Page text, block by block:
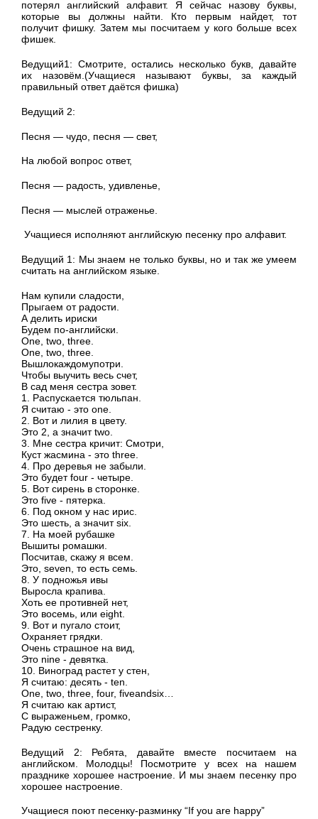
потерял английский алфавит. Я сейчас назову буквы,
которые вы должны найти. Кто первым найдет, тот
получит фишку. Затем мы посчитаем у кого больше всех
фишек.
Ведущий1: Смотрите, остались несколько букв, давайте
их назовём.(Учащиеся называют буквы, за каждый
правильный ответ даётся фишка)
Ведущий 2:
Песня — чудо, песня — свет,
На любой вопрос ответ,
Песня — радость, удивленье,
Песня — мыслей отраженье.
Учащиеся исполняют английскую песенку про алфавит.
Ведущий 1: Мы знаем не только буквы, но и так же умеем
считать на английском языке.
Нам купили сладости,
Прыгаем от радости.
А делить ириски
Будем по-английски.
One, two, three.
One, two, three.
Вышлокаждомупотри.
Чтобы выучить весь счет,
В сад меня сестра зовет.
1. Распускается тюльпан.
Я считаю - это one.
2. Вот и лилия в цвету.
Это 2, а значит two.
3. Мне сестра кричит: Смотри,
Куст жасмина - это three.
4. Про деревья не забыли.
Это будет four - четыре.
5. Вот сирень в сторонке.
Это five - пятерка.
6. Под окном у нас ирис.
Это шесть, а значит six.
7. На моей рубашке
Вышиты ромашки.
Посчитав, скажу я всем.
Это, seven, то есть семь.
8. У подножья ивы
Выросла крапива.
Хоть ее противней нет,
Это восемь, или eight.
9. Вот и пугало стоит,
Охраняет грядки.
Очень страшное на вид,
Это nine - девятка.
10. Виноград растет у стен,
Я считаю: десять - ten.
One, two, three, four, fiveandsix…
Я считаю как артист,
С выраженьем, громко,
Радую сестренку.
Ведущий 2: Ребята, давайте вместе посчитаем на
английском. Молодцы! Посмотрите у всех на нашем
празднике хорошее настроение. И мы знаем песенку про
хорошее настроение.
Учащиеся поют песенку-разминку “If you are happy”